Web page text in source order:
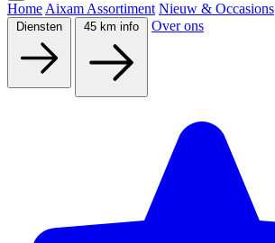
Home Aixam Assortiment Nieuw & Occasions
Over ons